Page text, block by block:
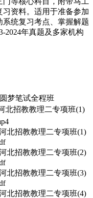
资料。适用于准备参加
统复习考点、掌握解题
2024年真题及多家机构
梦笔试全程班
北招教教理二专项班(1)
北招教教理二专项班(1)
北招教教理二专项班(2)
北招教教理二专项班(3)
北招教教理二专项班(4)